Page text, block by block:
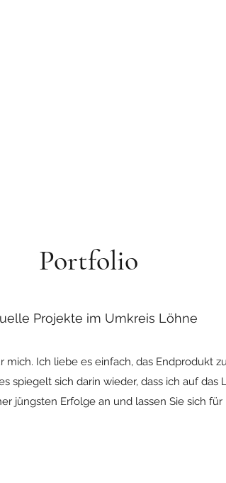
Portfolio
Projekte im Umkreis Löhne
mich. Ich liebe es einfach, das Endprodukt
spiegelt sich darin wieder, dass ich auf
jüngsten Erfolge an und lassen Sie sich